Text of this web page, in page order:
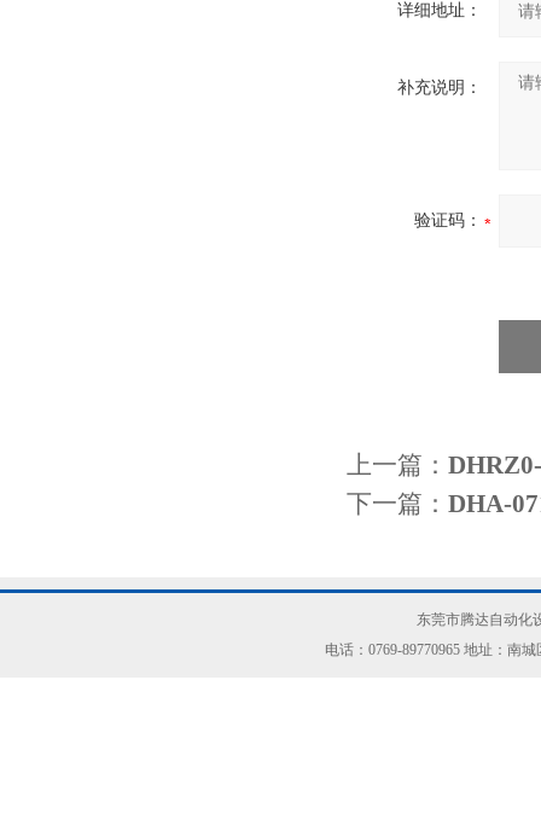
详细地址：
补充说明：
验证码：
上一篇：
下一篇： DHA-
东莞市腾达自动化
电话：0769-89770965 地址：南